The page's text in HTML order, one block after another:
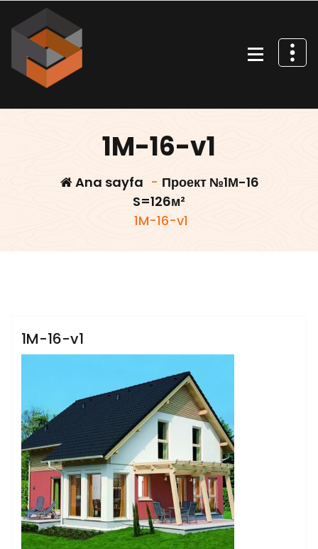
geç
1M-16-v1
Ana sayfa - Проект №1М-16
S=126м²
1M-16-v1
1M-16-v1